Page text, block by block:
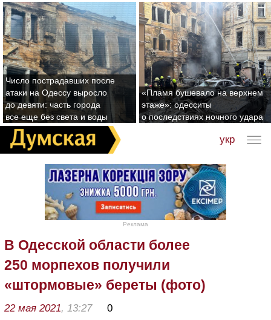
Число пострадавших после
атаки на Одессу выросло
до девяти: часть города
все еще без света и воды
«Пламя бушевало на верхнем
этаже»: одесситы
о последствиях ночного удара
укр
Реклама
В Одесской области более
250 морпехов получили
«штормовые» береты (фото)
22 мая 2021, 13:27 0